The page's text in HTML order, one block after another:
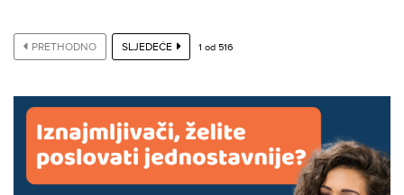
PRETHODNO SLJEDEĆE 1 od 516